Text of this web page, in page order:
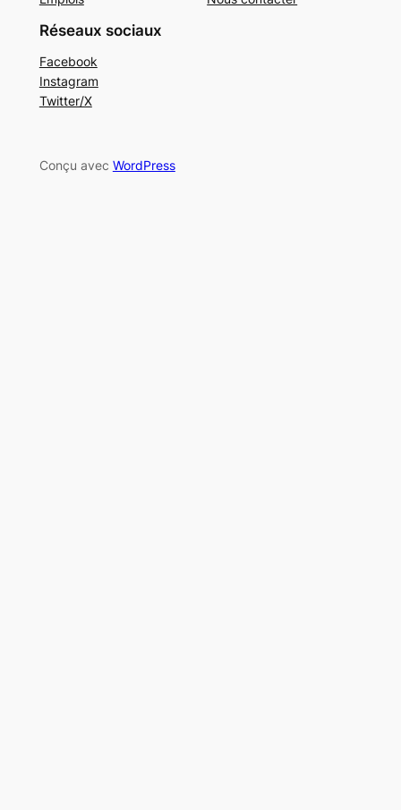
Réseaux sociaux
Facebook
Instagram
Twitter/X
Conçu avec WordPress